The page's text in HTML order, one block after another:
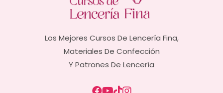
Los Mejores Cursos De Lencería Fina,
Materiales De Confección
Y Patrones De Lencería